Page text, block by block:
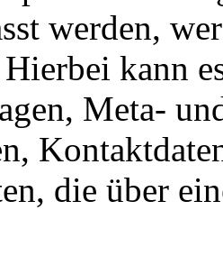
werden,
kann
Meta-
die über